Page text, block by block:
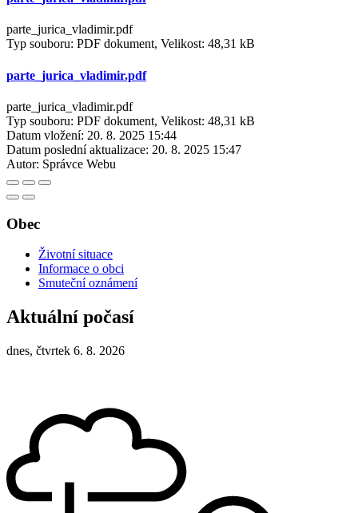
parte_jurica_vladimir.pdf
Typ souboru: PDF dokument, Velikost: 48,31 kB
parte_jurica_vladimir.pdf
parte_jurica_vladimir.pdf
Typ souboru: PDF dokument, Velikost: 48,31 kB
Datum vložení: 20. 8. 2025 15:44
Datum poslední aktualizace: 20. 8. 2025 15:47
Autor: Správce Webu
Obec
Životní situace
Informace o obci
Smuteční oznámení
Aktuální počasí
dnes, čtvrtek 6. 8. 2026